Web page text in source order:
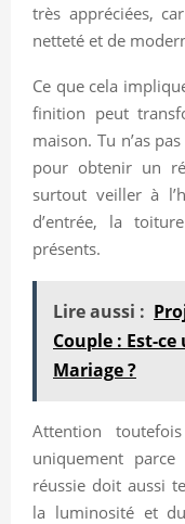
très appréciées,
netteté et de
Ce que cela
finition peut
maison. Tu n’as
pour obtenir un
surtout veiller à
d’entrée, la
présents.
Lire aussi :
Couple : Est-
Mariage ?
Attention
uniquement parce
réussie doit aussi
la luminosité et